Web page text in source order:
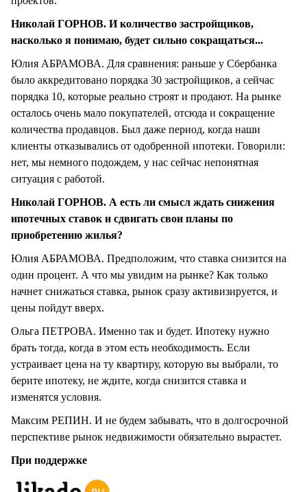
Николай ГОРНОВ. И количество застройщиков,
насколько я понимаю, будет сильно сокращаться...
Юлия АБРАМОВА. Для сравнения: раньше у Сбербанка
было аккредитовано порядка 30 застройщиков, а сейчас
порядка 10, которые реально строят и продают. На рынке
осталось очень мало покупателей, отсюда и сокращение
количества продавцов. Был даже период, когда наши
клиенты отказывались от одобренной ипотеки. Говорили:
нет, мы немного подождем, у нас сейчас непонятная
ситуация с работой.
Николай ГОРНОВ. А есть ли смысл ждать снижения
ипотечных ставок и сдвигать свои планы по
приобретению жилья?
Юлия АБРАМОВА. Предположим, что ставка снизится на
один процент. А что мы увидим на рынке? Как только
начнет снижаться ставка, рынок сразу активизируется, и
цены пойдут вверх.
Ольга ПЕТРОВА. Именно так и будет. Ипотеку нужно
брать тогда, когда в этом есть необходимость. Если
устраивает цена на ту квартиру, которую вы выбрали, то
берите ипотеку, не ждите, когда снизится ставка и
изменятся условия.
Максим РЕПИН. И не будем забывать, что в долгосрочной
перспективе рынок недвижимости обязательно вырастет.
При поддержке